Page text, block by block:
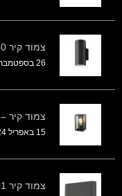
צמוד קיר 523860
26 בספטמבר 2020
צמוד קיר – 525460
15 באפריל 2024
צמוד קיר 523601